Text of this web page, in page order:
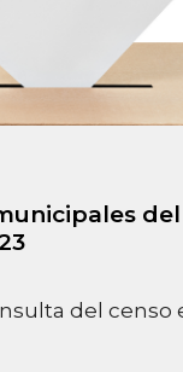
del censo